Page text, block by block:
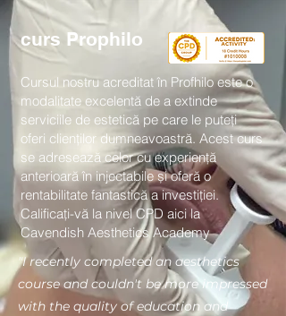
curs Prophilo
Cursul nostru acreditat în Profhilo este o
modalitate excelentă de a extinde
serviciile de estetică pe care le puteți
oferi clienților dumneavoastră. Acest curs
se adresează celor cu experiență
anterioară în injectabile și oferă o
rentabilitate fantastică a investiției.
Calificați-vă la nivel CPD aici la
Cavendish Aesthetics Academy
"I recently completed an aesthetics
course and couldn't be more impressed
with the quality of education and